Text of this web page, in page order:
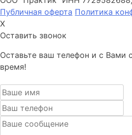
Публичная оферта Политика
X
Оставить звонок
Оставьте ваш телефон и с Вами
время!